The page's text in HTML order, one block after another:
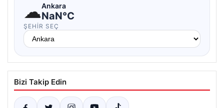
☁Ankara
NaN°C
ŞEHIR SEÇ
Bizi Takip Edin